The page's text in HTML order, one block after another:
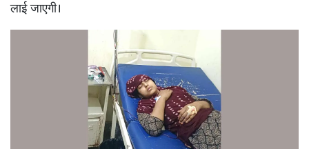
लाई जाएगी।